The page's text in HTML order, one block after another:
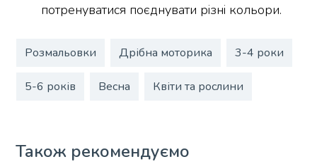
потренуватися поєднувати різні кольори.
Розмальовки Дрібна моторика 3-4 роки
5-6 років Весна Квіти та рослини
Також рекомендуємо